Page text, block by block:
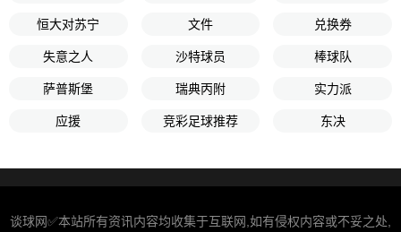
恒大对苏宁 文件 兑换券
失意之人 沙特球员 棒球队
萨普斯堡 瑞典丙附 实力派
应援 竞彩足球推荐 东决
谈球网✅本站所有资讯内容均收集于互联网,如有侵权内容或不妥之处,